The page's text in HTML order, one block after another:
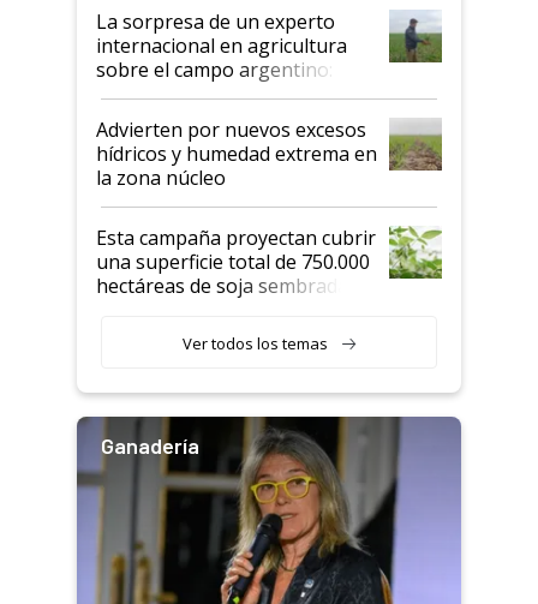
La sorpresa de un experto
internacional en agricultura
sobre el campo argentino:
"Estoy muy impresionado"
Advierten por nuevos excesos
hídricos y humedad extrema en
la zona núcleo
Esta campaña proyectan cubrir
una superficie total de 750.000
hectáreas de soja sembradas
variedades que marcan un
salto tecnológico en genética y
Ver todos los temas
Ganadería